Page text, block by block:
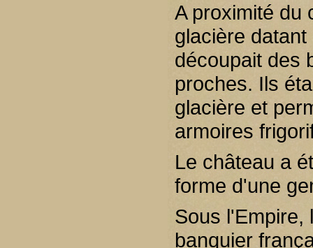
A proximité du
glacière
découpait des
proches. Ils
glacière et
armoires
Le château a
forme d'une
Sous l'Empire,
banquier